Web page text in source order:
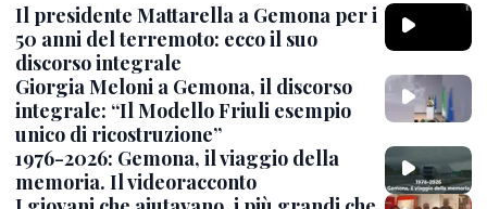
Il presidente Mattarella a Gemona per i
50 anni del terremoto: ecco il suo
discorso integrale
Giorgia Meloni a Gemona, il discorso
integrale: “Il Modello Friuli esempio
unico di ricostruzione”
1976-2026: Gemona, il viaggio della
memoria. Il videoracconto